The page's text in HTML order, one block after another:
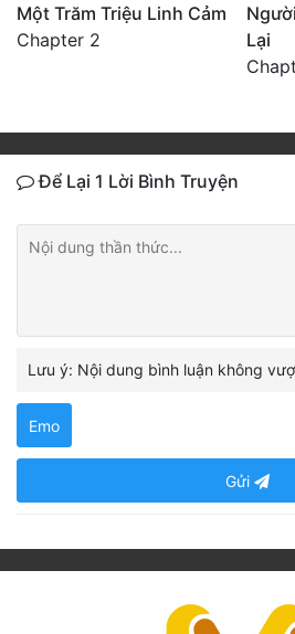
Một Trăm Triệu Linh Cảm
Chapter 2
Lại
Để Lại 1 Lời Bình Truyện
Lưu ý: Nội dung bình luận không
Emo
Gửi